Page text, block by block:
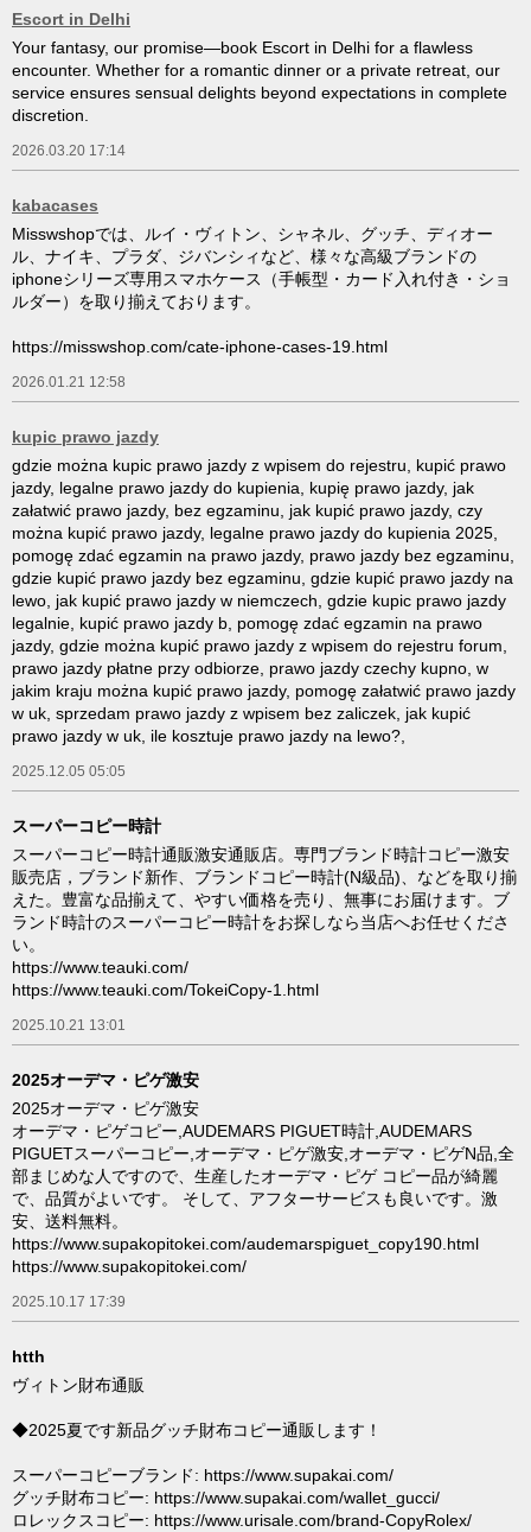
Escort in Delhi
Your fantasy, our promise—book Escort in Delhi for a flawless
encounter. Whether for a romantic dinner or a private retreat, our
service ensures sensual delights beyond expectations in complete
discretion.
2026.03.20 17:14
kabacases
Misswshopでは、ルイ・ヴィトン、シャネル、グッチ、ディオー
ル、ナイキ、プラダ、ジバンシィなど、様々な高級ブランドの
iphoneシリーズ専用スマホケース（手帳型・カード入れ付き・ショ
ルダー）を取り揃えております。
https://misswshop.com/cate-iphone-cases-19.html
2026.01.21 12:58
kupic prawo jazdy
gdzie można kupic prawo jazdy z wpisem do rejestru, kupić prawo
jazdy, legalne prawo jazdy do kupienia, kupię prawo jazdy, jak
załatwić prawo jazdy, bez egzaminu, jak kupić prawo jazdy, czy
można kupić prawo jazdy, legalne prawo jazdy do kupienia 2025,
pomogę zdać egzamin na prawo jazdy, prawo jazdy bez egzaminu,
gdzie kupić prawo jazdy bez egzaminu, gdzie kupić prawo jazdy na
lewo, jak kupić prawo jazdy w niemczech, gdzie kupic prawo jazdy
legalnie, kupić prawo jazdy b, pomogę zdać egzamin na prawo
jazdy, gdzie można kupić prawo jazdy z wpisem do rejestru forum,
prawo jazdy płatne przy odbiorze, prawo jazdy czechy kupno, w
jakim kraju można kupić prawo jazdy, pomogę załatwić prawo jazdy
w uk, sprzedam prawo jazdy z wpisem bez zaliczek, jak kupić
prawo jazdy w uk, ile kosztuje prawo jazdy na lewo?,
2025.12.05 05:05
スーパーコピー時計
スーパーコピー時計通販激安通販店。専門ブランド時計コピー激安
販売店，ブランド新作、ブランドコピー時計(N級品)、などを取り揃
えた。豊富な品揃えて、やすい価格を売り、無事にお届けます。ブ
ランド時計のスーパーコピー時計をお探しなら当店へお任せくださ
い。
https://www.teauki.com/
https://www.teauki.com/TokeiCopy-1.html
2025.10.21 13:01
2025オーデマ・ピゲ激安
2025オーデマ・ピゲ激安
オーデマ・ピゲコピー,AUDEMARS PIGUET時計,AUDEMARS
PIGUETスーパーコピー,オーデマ・ピゲ激安,オーデマ・ピゲN品,全
部まじめな人ですので、生産したオーデマ・ピゲ コピー品が綺麗
で、品質がよいです。 そして、アフターサービスも良いです。激
安、送料無料。
https://www.supakopitokei.com/audemarspiguet_copy190.html
https://www.supakopitokei.com/
2025.10.17 17:39
htth
ヴィトン財布通販
◆2025夏です新品グッチ財布コピー通販します！
スーパーコピーブランド: https://www.supakai.com/
グッチ財布コピー: https://www.supakai.com/wallet_gucci/
ロレックスコピー: https://www.urisale.com/brand-CopyRolex/